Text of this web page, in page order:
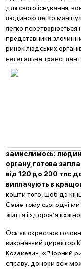
для свого існування,
людиною легко
легко перетворюється
представники
ринок людських
нелегальна
замислимось:
органу, готова
від 120 до 200 тис
виплачують в
кошти того, щоб до
Саме тому сьогодні
життя і здоров’я
Ось як окреслює
виконавчий директор
Козакевич: «“Чорний
справу: донори всіх